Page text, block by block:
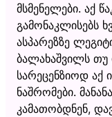
მსმენელები. აქ
გამონაკლისებს
ასპარეზზე
ბალახაშვილს თუ
სარეცენზიოდ აქ
ნაშრომები.
კამათობდნენ,